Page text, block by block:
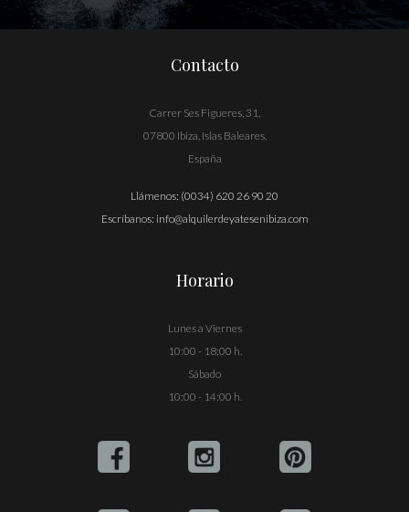
Contacto
Carrer Ses Figueres, 31,
07800 Ibiza, Islas Baleares,
España
Llámenos: (0034) 620 26 90 20
Escríbanos: info@alquilerdeyatesenibiza.com
Horario
Lunes a Viernes
10:00 - 18:00 h.
Sábado
10:00 - 14:00 h.